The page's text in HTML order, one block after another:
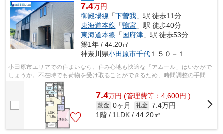
7.4万円
御殿場線 「下曽我 」駅 徒歩11分
東海道本線 「鴨宮 」駅 徒歩40分
東海道本線 「国府津 」駅 徒歩53分
築1年 / 44.20㎡
神奈川県小田原市千代 １５０－１
小田原市エリアでの住まいなら、住み心地も快適な「アムール」はいかがで
しょうか。不在時でも荷物を受け取ることができるため、時間調整の手間が
省ける宅配ボックスを備えております...
7.4万円 (管理費等：4,600円 )
敷金 0ヶ月 礼金 7.4万円
1階 / 1LDK / 44.20㎡